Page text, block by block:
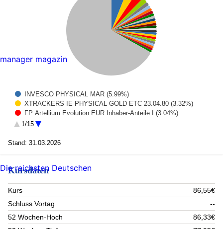
INVESCO PHYSICAL MAR (5.99%)
XTRACKERS IE PHYSICAL GOLD ETC 23.04.80 (3.32%)
FP Artellium Evolution EUR Inhaber-Anteile I (3.04%)
Deut. Börse Commodities GmbH Xetra-Gold IHS 2007(09/Und)
(1.88%)
PERSEUS Capital S.à r.l. (Compartment Five Arrows Multi
Asset Credit Fund) 25/Und. (1.28%)
First Private Wealth A (1.04%)
Microsoft Corp (1.01%)
FIVE ARROWS Capital Partners (PV II) (0.93%)
Suncap SCOOP S.A. Comp. T EO-Nts 2023(33) Immo 5 GmbH
(0.89%)
Amphenol (0.86%)
1/15
Stand: 31.03.2026
Kursdaten
Kurs
86,55€
Schluss Vortag
--
52 Wochen-Hoch
86,33€
manager magazin
Die reichsten Deutschen